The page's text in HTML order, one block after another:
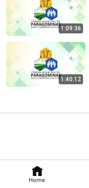
Home
1:09:36
1:40:12